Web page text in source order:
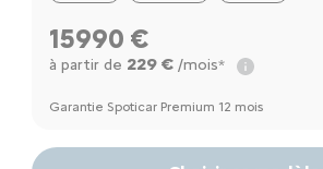
15990 €
à partir de 229 €/mois*
Garantie Spoticar Premium 12 mois